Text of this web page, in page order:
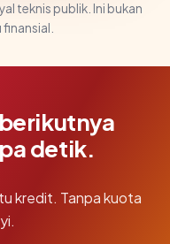
teknis publik. Ini bukan
detik.
kredit. Tanpa kuota